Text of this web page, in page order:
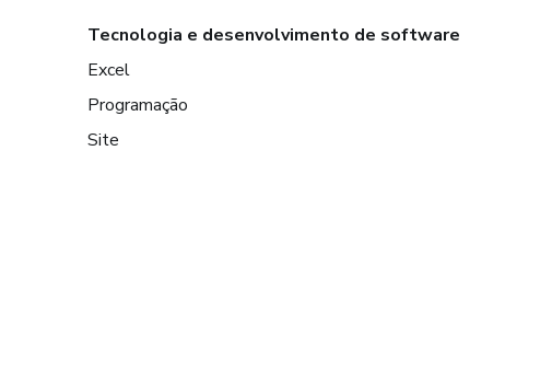
Tecnologia e desenvolvimento de software
Excel
Programação
Site